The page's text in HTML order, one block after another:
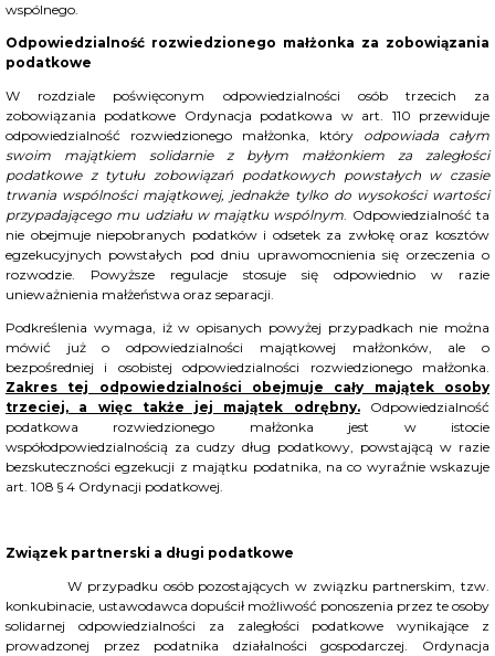
wspólnego.
Odpowiedzialność rozwiedzionego małżonka za zobowiązania
podatkowe
W rozdziale poświęconym odpowiedzialności osób trzecich za
zobowiązania podatkowe Ordynacja podatkowa w art. 110 przewiduje
odpowiedzialność rozwiedzionego małżonka, który odpowiada całym
swoim majątkiem solidarnie z byłym małżonkiem za zaległości
podatkowe z tytułu zobowiązań podatkowych powstałych w czasie
trwania wspólności majątkowej, jednakże tylko do wysokości wartości
przypadającego mu udziału w majątku wspólnym. Odpowiedzialność ta
nie obejmuje niepobranych podatków i odsetek za zwłokę oraz kosztów
egzekucyjnych powstałych pod dniu uprawomocnienia się orzeczenia o
rozwodzie. Powyższe regulacje stosuje się odpowiednio w razie
unieważnienia małżeństwa oraz separacji.
Podkreślenia wymaga, iż w opisanych powyżej przypadkach nie można
mówić już o odpowiedzialności majątkowej małżonków, ale o
bezpośredniej i osobistej odpowiedzialności rozwiedzionego małżonka.
Zakres tej odpowiedzialności obejmuje cały majątek osoby
trzeciej, a więc także jej majątek odrębny.Odpowiedzialność
podatkowa rozwiedzionego małżonka jest w istocie
współodpowiedzialnością za cudzy dług podatkowy, powstającą w razie
bezskuteczności egzekucji z majątku podatnika, na co wyraźnie wskazuje
art. 108 § 4 Ordynacji podatkowej.
Związek partnerski a długi podatkowe
W przypadku osób pozostających w związku partnerskim, tzw.
konkubinacie, ustawodawca dopuścił możliwość ponoszenia przez te osoby
solidarnej odpowiedzialności za zaległości podatkowe wynikające z
prowadzonej przez podatnika działalności gospodarczej. Ordynacja